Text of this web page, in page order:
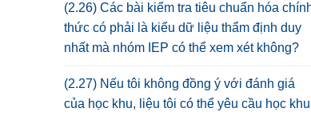
(2.26) Các bài kiểm tra tiêu chuẩn hóa
thức có phải là kiểu dữ liệu thẩm định duy
nhất mà nhóm IEP có thể xem xét không?
(2.27) Nếu tôi không đồng ý với đánh giá
của học khu, liệu tôi có thể yêu cầu học khu